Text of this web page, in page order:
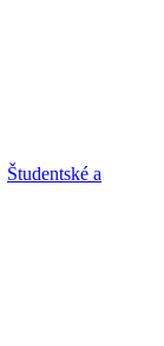
Študentské a